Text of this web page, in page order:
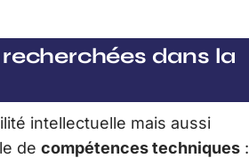
dans la
intellectuelle mais aussi
de compétences techniques :